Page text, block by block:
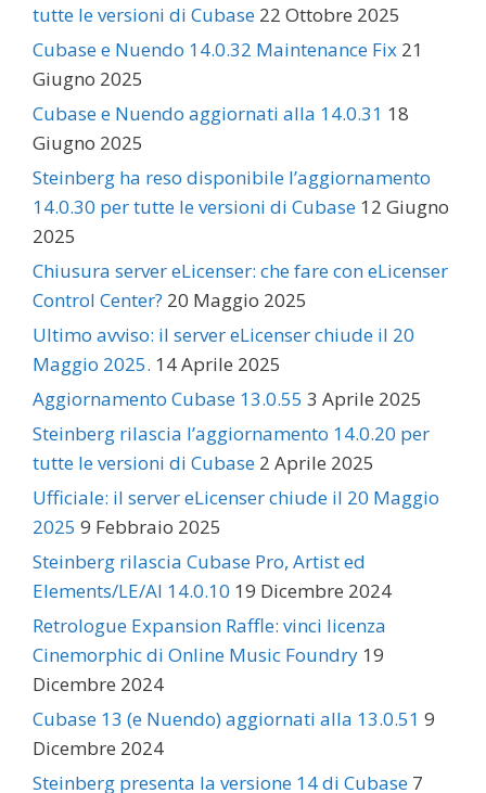
tutte le versioni di Cubase 22 Ottobre 2025
Cubase e Nuendo 14.0.32 Maintenance Fix 21
Giugno 2025
Cubase e Nuendo aggiornati alla 14.0.31 18
Giugno 2025
Steinberg ha reso disponibile l’aggiornamento
14.0.30 per tutte le versioni di Cubase 12 Giugno
2025
Chiusura server eLicenser: che fare con eLicenser
Control Center? 20 Maggio 2025
Ultimo avviso: il server eLicenser chiude il 20
Maggio 2025. 14 Aprile 2025
Aggiornamento Cubase 13.0.55 3 Aprile 2025
Steinberg rilascia l’aggiornamento 14.0.20 per
tutte le versioni di Cubase 2 Aprile 2025
Ufficiale: il server eLicenser chiude il 20 Maggio
2025 9 Febbraio 2025
Steinberg rilascia Cubase Pro, Artist ed
Elements/LE/AI 14.0.10 19 Dicembre 2024
Retrologue Expansion Raffle: vinci licenza
Cinemorphic di Online Music Foundry 19
Dicembre 2024
Cubase 13 (e Nuendo) aggiornati alla 13.0.51 9
Dicembre 2024
Steinberg presenta la versione 14 di Cubase 7